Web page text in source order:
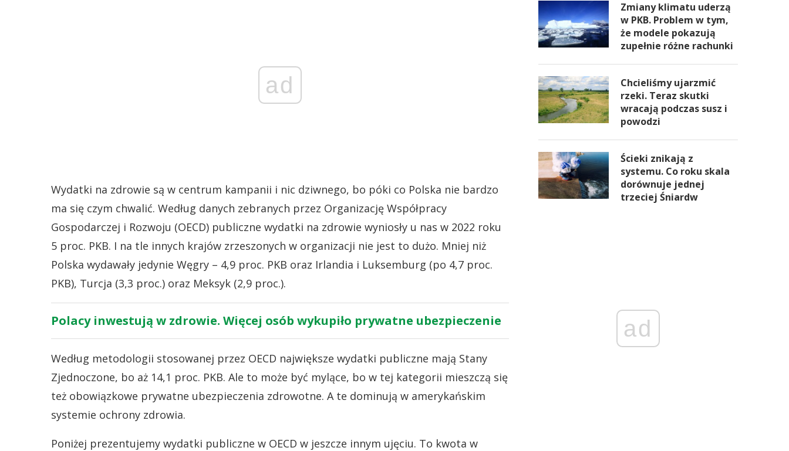
ad
Wydatki na zdrowie są w centrum kampanii i nic dziwnego, bo póki co Polska nie bardzo
ma się czym chwalić. Według danych zebranych przez Organizację Współpracy
Gospodarczej i Rozwoju (OECD) publiczne wydatki na zdrowie wyniosły u nas w 2022 roku
5 proc. PKB. I na tle innych krajów zrzeszonych w organizacji nie jest to dużo. Mniej niż
Polska wydawały jedynie Węgry – 4,9 proc. PKB oraz Irlandia i Luksemburg (po 4,7 proc.
PKB), Turcja (3,3 proc.) oraz Meksyk (2,9 proc.).
Polacy inwestują w zdrowie. Więcej osób wykupiło prywatne ubezpieczenie
Według metodologii stosowanej przez OECD największe wydatki publiczne mają Stany
Zjednoczone, bo aż 14,1 proc. PKB. Ale to może być mylące, bo w tej kategorii mieszczą się
też obowiązkowe prywatne ubezpieczenia zdrowotne. A te dominują w amerykańskim
systemie ochrony zdrowia.
Poniżej prezentujemy wydatki publiczne w OECD w jeszcze innym ujęciu. To kwota w
Zmiany klimatu uderzą
w PKB. Problem w tym,
że modele pokazują
zupełnie różne rachunki
Chcieliśmy ujarzmić
rzeki. Teraz skutki
wracają podczas susz i
powodzi
Ścieki znikają z
systemu. Co roku skala
dorównuje jednej
trzeciej Śniardw
ad